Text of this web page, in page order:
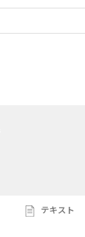
テキスト